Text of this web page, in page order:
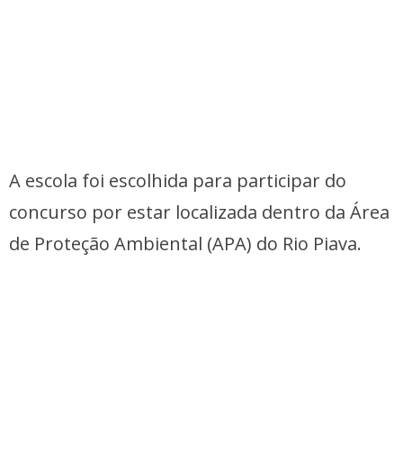
A escola foi escolhida para participar do
concurso por estar localizada dentro da Área
de Proteção Ambiental (APA) do Rio Piava.